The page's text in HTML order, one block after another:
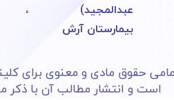
حقوق مادی و معنوی برای
است و انتشار مطالب آن با ذکر
عبدالمجید) ،
بیمارستان آرش​​​​​​​